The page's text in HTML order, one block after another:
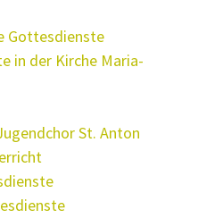
Gottesdienste
in der Kirche Maria-
St. Anton